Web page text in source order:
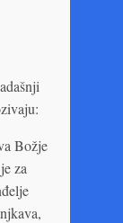
Božje
za